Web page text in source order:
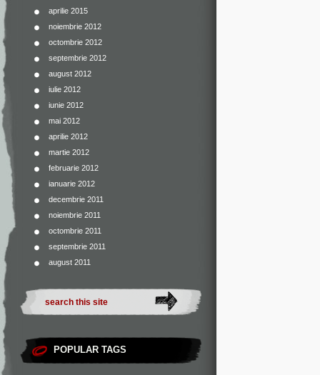
aprilie 2015
noiembrie 2012
octombrie 2012
septembrie 2012
august 2012
iulie 2012
iunie 2012
mai 2012
aprilie 2012
martie 2012
februarie 2012
ianuarie 2012
decembrie 2011
noiembrie 2011
octombrie 2011
septembrie 2011
august 2011
POPULAR TAGS